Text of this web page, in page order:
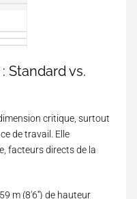
Standard vs.
critique, surtout
de travail. Elle
facteurs directs de la
m (8'6'') de hauteur